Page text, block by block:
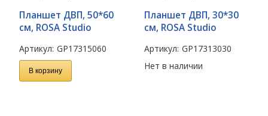
Планшет ДВП, 50*60
см, ROSA Studio
Артикул: GP17315060
В корзину
Планшет ДВП, 30*30
см, ROSA Studio
Артикул: GP17313030
Нет в наличии